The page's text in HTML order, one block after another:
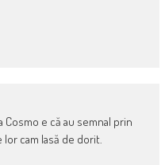
e că au semnal prin
cam lasă de dorit.